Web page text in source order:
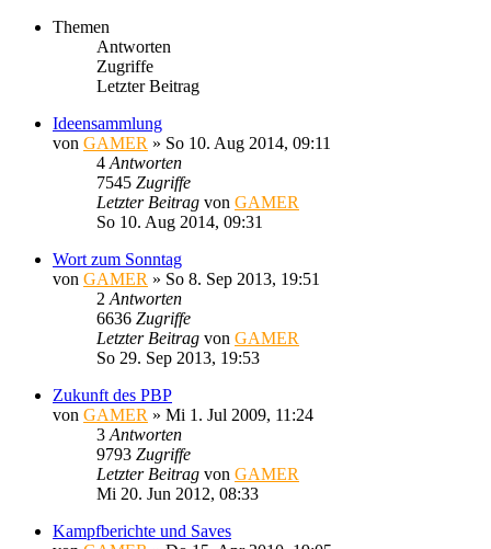
Themen
Antworten
Zugriffe
Letzter Beitrag
Ideensammlung
von GAMER » So 10. Aug 2014, 09:11
4 Antworten
7545 Zugriffe
Letzter Beitrag von GAMER
So 10. Aug 2014, 09:31
Wort zum Sonntag
von GAMER » So 8. Sep 2013, 19:51
2 Antworten
6636 Zugriffe
Letzter Beitrag von GAMER
So 29. Sep 2013, 19:53
Zukunft des PBP
von GAMER » Mi 1. Jul 2009, 11:24
3 Antworten
9793 Zugriffe
Letzter Beitrag von GAMER
Mi 20. Jun 2012, 08:33
Kampfberichte und Saves